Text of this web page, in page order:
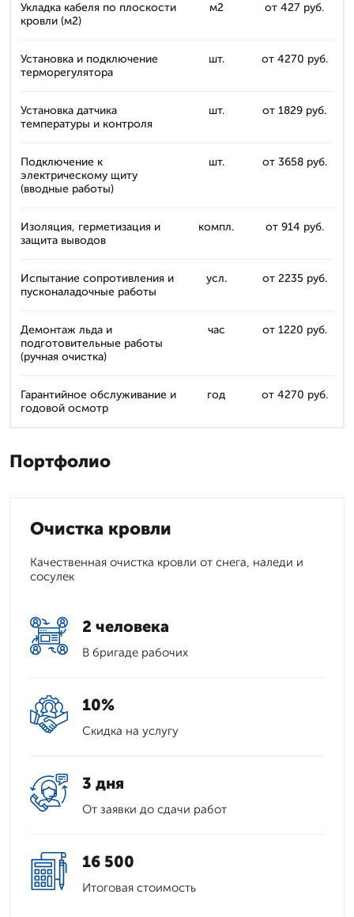
Укладка кабеля по плоскости
кровли (м2)
м2 от 427 руб.
Установка и подключение
терморегулятора
шт. от 4270 руб.
Установка датчика
температуры и контроля
шт. от 1829 руб.
Подключение к
электрическому щиту
(вводные работы)
шт. от 3658 руб.
Изоляция, герметизация и
защита выводов
компл. от 914 руб.
Испытание сопротивления и
пусконаладочные работы
усл. от 2235 руб.
Демонтаж льда и
подготовительные работы
(ручная очистка)
час от 1220 руб.
Гарантийное обслуживание и
годовой осмотр
год от 4270 руб.
Портфолио
Очистка кровли
Качественная очистка кровли от снега, наледи и
сосулек
2 человека
В бригаде рабочих
10%
Скидка на услугу
3 дня
От заявки до сдачи работ
16 500
Итоговая стоимость